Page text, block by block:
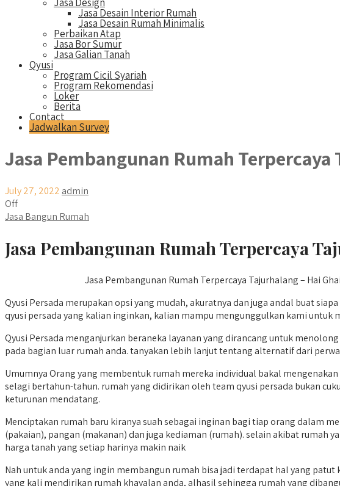
Jasa Desain Interior Rumah
Jasa Desain Rumah Minimalis
Perbaikan Atap
Jasa Bor Sumur
Jasa Galian Tanah
Qyusi
Program Cicil Syariah
Program Rekomendasi
Loker
Berita
Contact
Jadwalkan Survey
Jasa Pembangunan Rumah Terpercaya
July 27, 2022 admin
Off
Jasa Bangun Rumah
Jasa Pembangunan Rumah Terpercaya
Jasa Pembangunan Rumah Terpercaya Tajurhalang – Hai
Qyusi Persada merupakan opsi yang mudah, akuratnya dan juga andal buat
qyusi persada yang kalian inginkan, kalian mampu mengunggulkan kami untuk
Qyusi Persada menganjurkan beraneka layanan yang dirancang untuk
pada bagian luar rumah anda. tanyakan lebih lanjut tentang alternatif dari
Umumnya Orang yang membentuk rumah mereka individual bakal
selagi bertahun-tahun. rumah yang didirikan oleh team qyusi persada bukan
keturunan mendatang.
Menciptakan rumah baru kiranya suah sebagai inginan bagi tiap orang dalam
(pakaian), pangan (makanan) dan juga kediaman (rumah). selain akibat
harga tanah yang setiap harinya makin naik
Nah untuk anda yang ingin membangun rumah bisa jadi terdapat hal yang
yang kali mendirikan rumah khayalan anda, alhasil sehingga rumah yang